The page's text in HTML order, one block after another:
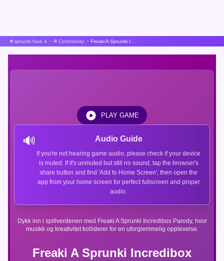
sprunki fase 4 Community
Freaki A Sprunki Incredibox
Dykk inn i spillverdenen med Freaki A Sprunki Incredibox Parody, hvor
musikk og kreativitet kolliderer for en uforglemmelig opplevelse.
🔊 Audio Guide
If you're not hearing game audio, please check if your device
is muted. If it's unmuted but still no sound, tap the browser's
share button and find 'Add to Home Screen', then open the
app from your home screen for perfect fullscreen and proper
audio.
PLAY GAME